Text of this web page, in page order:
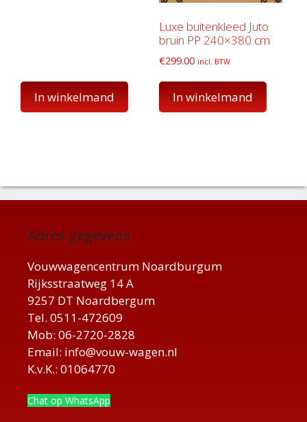
In winkelmand
Luxe buitenkleed Juto
bruin PP 240×380 cm
€299.00 incl. BTW
In winkelmand
Adres gegevens
Vouwwagencentrum Noardburgum
Rijksstraatweg 14 A
9257 DT Noardbergum
Tel. 0511-472609
Mob: 06-2720-2828
Email: info@vouw-wagen.nl
K.v.K.: 01064770
Chat op WhatsApp